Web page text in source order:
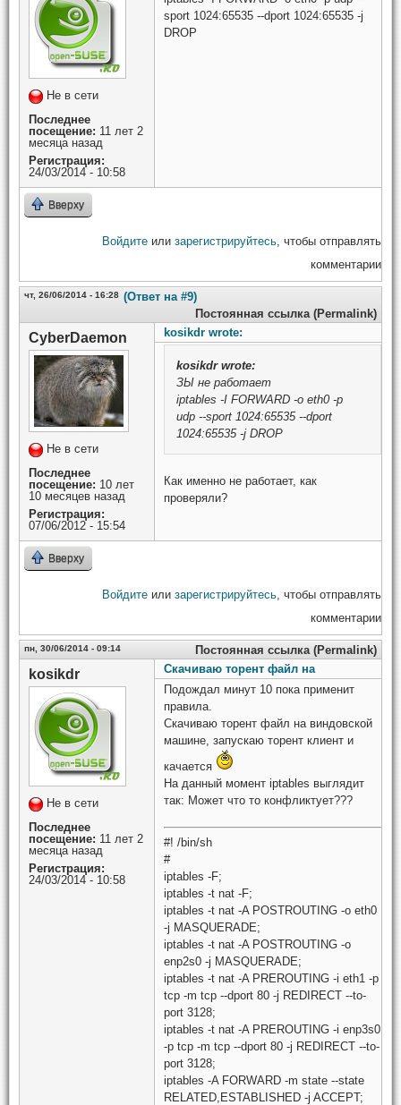
Не в сети
Последнее
посещение: 11 лет 2
месяца назад
Регистрация:
24/03/2014 - 10:58
sport 1024:65535 --dport 1024:65535 -j
DROP
Вверху
Войдите или зарегистрируйтесь, чтобы отправлять
комментарии
чт, 26/06/2014 - 16:28 (Ответ на #9)
Постоянная ссылка (Permalink)
CyberDaemon
Не в сети
Последнее
посещение: 10 лет
10 месяцев назад
Регистрация:
07/06/2012 - 15:54
kosikdr wrote:
kosikdrwrote:
ЗЫ не работает
iptables -I FORWARD -o eth0 -p
udp --sport 1024:65535 --dport
1024:65535 -j DROP
Как именно не работает, как
проверяли?
Вверху
Войдите или зарегистрируйтесь, чтобы отправлять
комментарии
пн, 30/06/2014 - 09:14 Постоянная ссылка (Permalink)
kosikdr
Не в сети
Последнее
посещение: 11 лет 2
месяца назад
Регистрация:
24/03/2014 - 10:58
Скачиваю торент файл на
Подождал минут 10 пока применит
правила.
Скачиваю торент файл на виндовской
машине, запускаю торент клиент и
качается
На данный момент iptables выглядит
так: Может что то конфликтует???
#! /bin/sh
#
iptables -F;
iptables -t nat -F;
iptables -t nat -A POSTROUTING -o eth0
-j MASQUERADE;
iptables -t nat -A POSTROUTING -o
enp2s0 -j MASQUERADE;
iptables -t nat -A PREROUTING -i eth1 -p
tcp -m tcp --dport 80 -j REDIRECT --to-
port 3128;
iptables -t nat -A PREROUTING -i enp3s0
-p tcp -m tcp --dport 80 -j REDIRECT --to-
port 3128;
iptables -A FORWARD -m state --state
RELATED,ESTABLISHED -j ACCEPT;